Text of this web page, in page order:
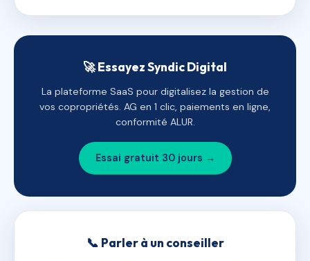
🚀 Essayez Syndic Digital
La plateforme SaaS pour digitalisez la gestion de
vos copropriétés. AG en 1 clic, paiements en ligne,
conformité ALUR.
Essai gratuit 30 jours →
📞 Parler à un conseiller